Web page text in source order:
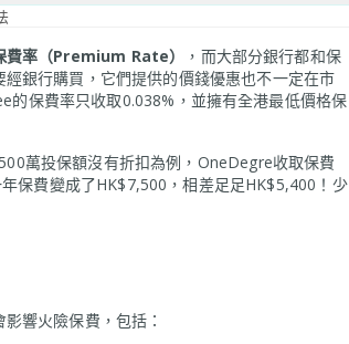
費率（Premium Rate）
，而大部分銀行都和保
銀行購買，它們提供的價錢優惠也不一定在市
保費率只收取0.038%，並擁有全港最低價格保
萬投保額沒有折扣為例，OneDegre收取保費
保費變成了HK$7,500，相差足足HK$5,400！少
響火險保費，包括：